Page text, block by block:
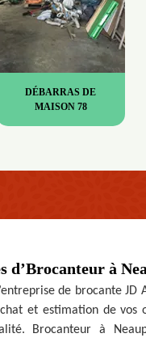
DÉBARRAS DE
MAISON 78
d’Brocanteur à
de brocante
et estimation de
Brocanteur à